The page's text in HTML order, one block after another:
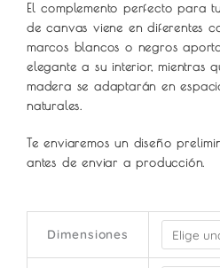
desde
$37.5
hasta
El complemento perfecto para
de canvas viene en diferentes
marcos blancos o negros
elegante a su interior, mientras
madera se adaptarán en
naturales.
Te enviaremos un diseño
antes de enviar a producción.
Dimensiones
Arts
cantidad